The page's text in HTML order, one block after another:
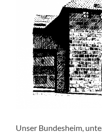
Unser Bundesheim,